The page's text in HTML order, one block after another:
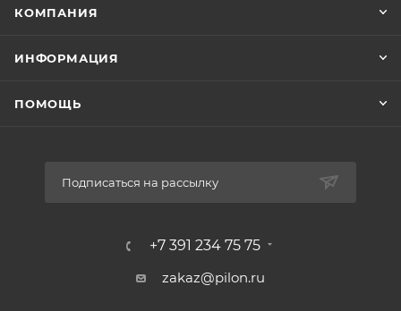
КОМПАНИЯ
ИНФОРМАЦИЯ
ПОМОЩЬ
Подписаться на рассылку
+7 391 234 75 75
zakaz@pilon.ru